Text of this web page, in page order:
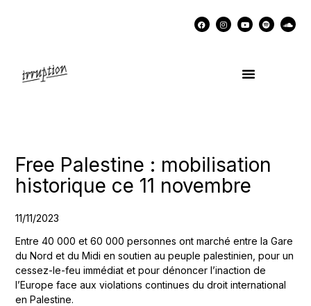
Free Palestine : mobilisation
historique ce 11 novembre
11/11/2023
Entre 40 000 et 60 000 personnes ont marché entre la Gare
du Nord et du Midi en soutien au peuple palestinien, pour un
cessez-le-feu immédiat et pour dénoncer l’inaction de
l’Europe face aux violations continues du droit international
en Palestine.